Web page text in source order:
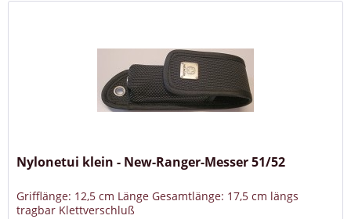
Nylonetui klein - New-Ranger-Messer 51/52
Grifflänge: 12,5 cm Länge Gesamtlänge: 17,5 cm längs
tragbar Klettverschluß